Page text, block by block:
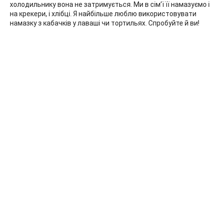
холодильнику вона не затримується. Ми в сім’ї її намазуємо і
на крекери, і хлібці. Я найбільше люблю використовувати
намазку з кабачків у лаваші чи тортильях. Спробуйте й ви!